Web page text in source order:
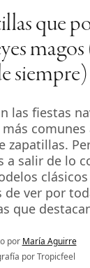
que
siempre)
las fiestas
comunes
zapatillas.
a salir de lo
ver por
que
por María Aguirre
por Tropicfeel